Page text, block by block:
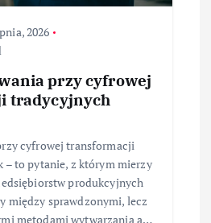
2026
przy cyfrowej
tradycyjnych
cyfrowej transformacji
– to pytanie, z którym mierzy
produkcyjnych
między sprawdzonymi, lecz
metodami wytwarzania a…